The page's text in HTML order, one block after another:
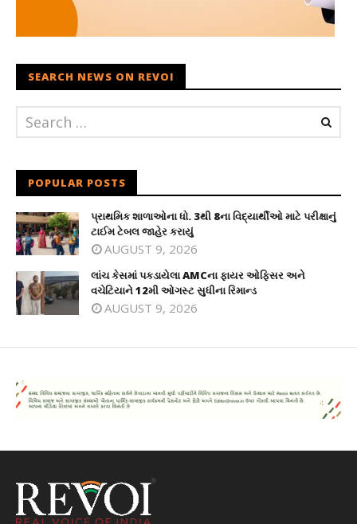
SEARCH NEWS ON REVOI
POPULAR POSTS
પ્રાથમિક શાળાઓના ધો. 3થી 8ના વિદ્યાર્થીઓ માટે પરીક્ષાનું
ટાઈમ ટેબલ જાહેર કરાયું
AUGUST 9, 2026
લાંચ કેસમાં પકડાયેલા AMCના ફાયર ઓફિસર અને
વચેટિયાને 12મી ઓગસ્ટ સુધીના રિમાન્ડ
AUGUST 9, 2026